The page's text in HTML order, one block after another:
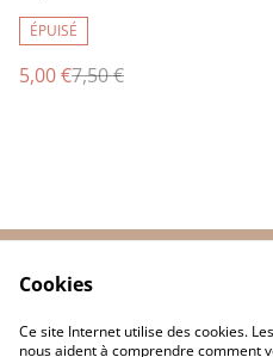
ÉPUISÉ
5,00 €7,50 €
Politique de
confidentialité
Cookies
Ce site Internet utilise des cookies.
nous aident à comprendre comment